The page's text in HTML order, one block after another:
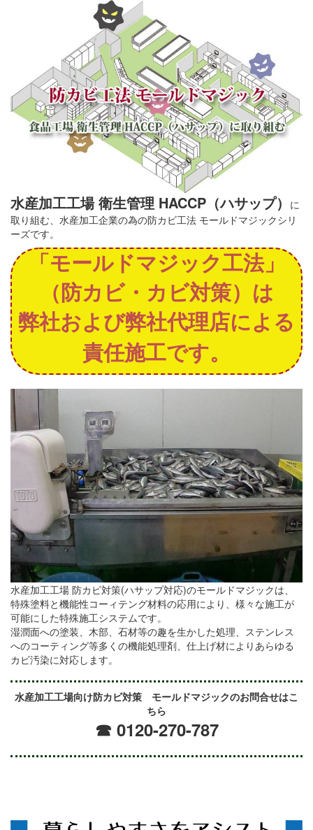
水産加工工場 衛生管理 HACCP（ハサップ）
に
取り組む、水産加工企業の為の防カビ工法 モールドマジックシリ
ーズです。
「モールドマジック工法」
（防カビ・カビ対策）は
弊社および弊社代理店による
責任施工です。
水産加工工場 防カビ対策(ハサップ対応)のモールドマジックは、
特殊塗料と機能性コーィテング材料の応用により、様々な施工が
可能にした特殊施工システムです。
湿潤面への塗装、木部、石材等の趣を生かした処理、ステンレス
へのコーティング等多くの機能処理剤、仕上げ材によりあらゆる
カビ汚染に対応します。
水産加工工場向け防カビ対策 モールドマジックのお問合せはこ
ちら
☎ 0120-270-787